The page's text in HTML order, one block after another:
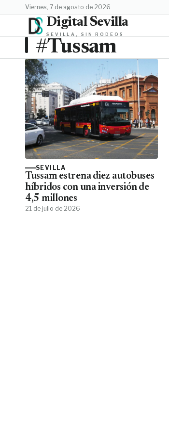
viernes, 7 de agosto de 2026
Digital Sevilla
SEVILLA, SIN RODEOS
#Tussam
SEVILLA
Tussam estrena diez autobuses
híbridos con una inversión de
4,5 millones
21 de julio de 2026